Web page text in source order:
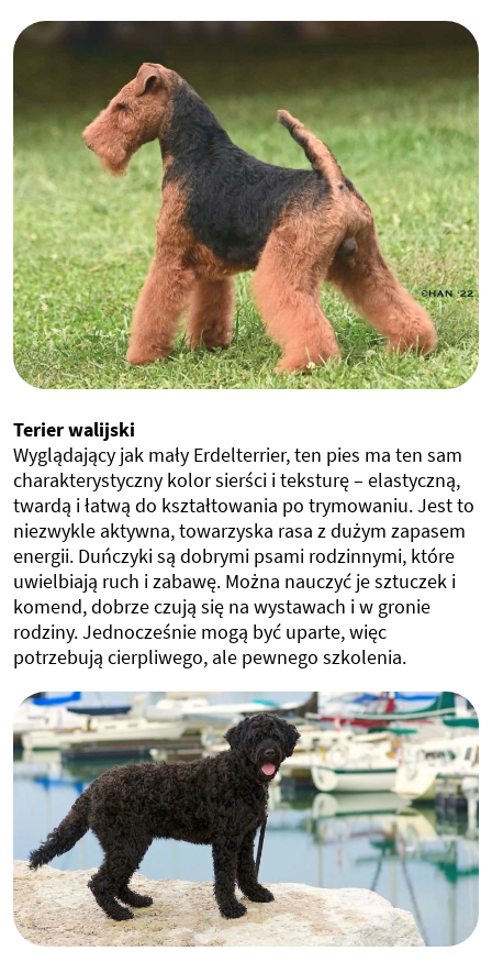
Terier walijski
Wyglądający jak mały Erdelterrier, ten pies ma ten sam
charakterystyczny kolor sierści i teksturę – elastyczną,
twardą i łatwą do kształtowania po trymowaniu. Jest to
niezwykle aktywna, towarzyska rasa z dużym zapasem
energii. Duńczyki są dobrymi psami rodzinnymi, które
uwielbiają ruch i zabawę. Można nauczyć je sztuczek i
komend, dobrze czują się na wystawach i w gronie
rodziny. Jednocześnie mogą być uparte, więc
potrzebują cierpliwego, ale pewnego szkolenia.